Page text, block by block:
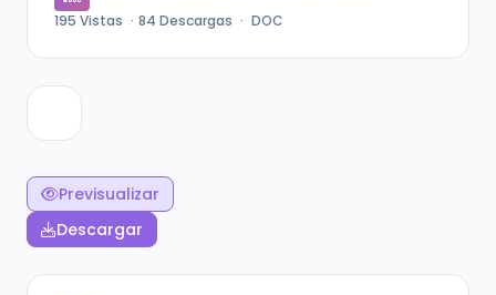
195 Vistas 84 Descargas DOC
Previsualizar
Descargar